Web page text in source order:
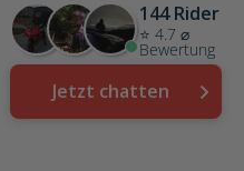
144 Rider
⭐ 4.7 ⌀
Bewertung
Jetzt chatten